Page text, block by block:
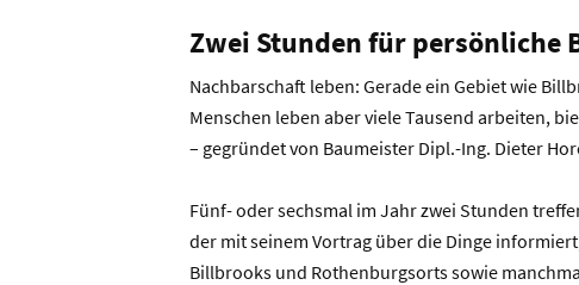
Zwei Stunden für persönliche
Nachbarschaft leben: Gerade ein Gebiet wie
Menschen leben aber viele Tausend arbeiten,
– gegründet von Baumeister Dipl.-Ing. Dieter
Fünf- oder sechsmal im Jahr zwei Stunden
der mit seinem Vortrag über die Dinge
Billbrooks und Rothenburgsorts sowie